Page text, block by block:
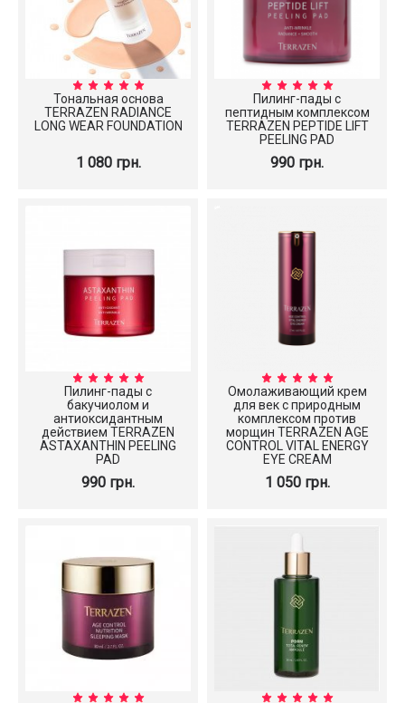
Тональная основа
TERRAZEN RADIANCE
LONG WEAR FOUNDATION
1 080 грн.
Пилинг-пады с
пептидным комплексом
TERRAZEN PEPTIDE LIFT
PEELING PAD
990 грн.
Пилинг-пады с
бакучиолом и
антиоксидантным
действием TERRAZEN
ASTAXANTHIN PEELING
PAD
990 грн.
Омолаживающий крем
для век с природным
комплексом против
морщин TERRAZEN AGE
CONTROL VITAL ENERGY
EYE CREAM
1 050 грн.